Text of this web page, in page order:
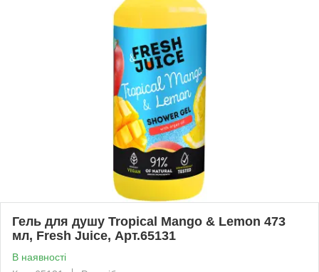
Гель для душу Tropical Mango & Lemon 473
мл, Fresh Juice, Арт.65131
В наявності